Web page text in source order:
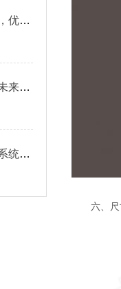
管式土壤墒情监测站土壤墒情，优化灌溉方案&2024顺丰包邮
森林防火的便携手持气象仪的未来发展方向
环保项目油气库雷电监测预警系统合规要求有哪些
六、尺